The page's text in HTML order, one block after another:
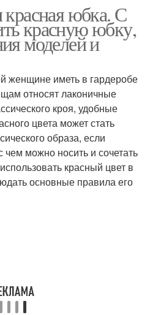
красная юбка. С
красную юбку,
моделей и
женщине иметь в гардеробе
относят лаконичные
кроя, удобные
цвета может стать
образа, если
чем можно носить и сочетать
красный цвет в
основные правила его